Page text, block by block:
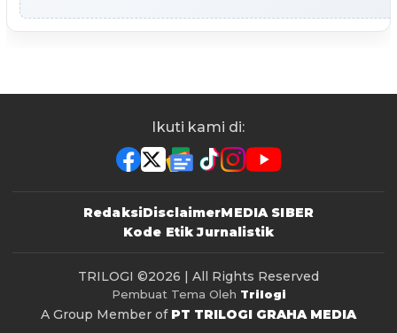
Ikuti kami di:
RedaksiDisclaimerMEDIA SIBER
Kode Etik Jurnalistik
TRILOGI ©2026 | All Rights Reserved
Pembuat Tema Oleh Trilogi
A Group Member of PT TRILOGI GRAHA MEDIA